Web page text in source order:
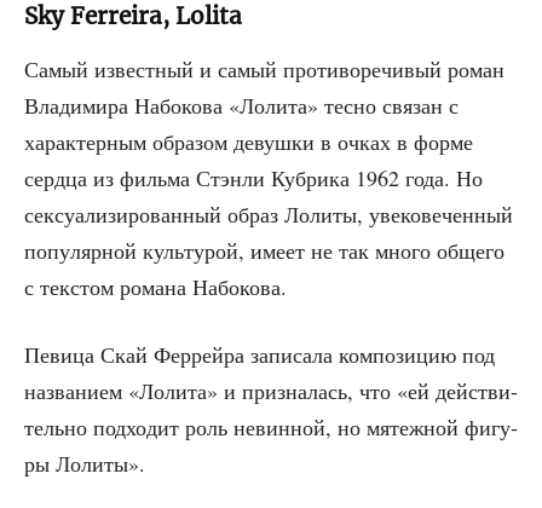
Sky Ferreira, Lolita
Самый извест­ный и самый про­ти­во­ре­чи­вый роман
Вла­ди­ми­ра Набо­ко­ва «Лоли­та» тес­но свя­зан с
харак­тер­ным обра­зом девуш­ки в очках в фор­ме
серд­ца из филь­ма Стэн­ли Куб­ри­ка 1962 года. Но
сек­су­а­ли­зи­ро­ван­ный образ Лоли­ты, уве­ко­ве­чен­ный
попу­ляр­ной куль­ту­рой, име­ет не так мно­го обще­го
с тек­стом рома­на Набокова.
Певи­ца Скай Фер­рей­ра запи­са­ла ком­по­зи­цию под
назва­ни­ем «Лоли­та» и при­зна­лась, что «ей дей­стви­
тель­но под­хо­дит роль невин­ной, но мятеж­ной фигу­
ры Лолиты».